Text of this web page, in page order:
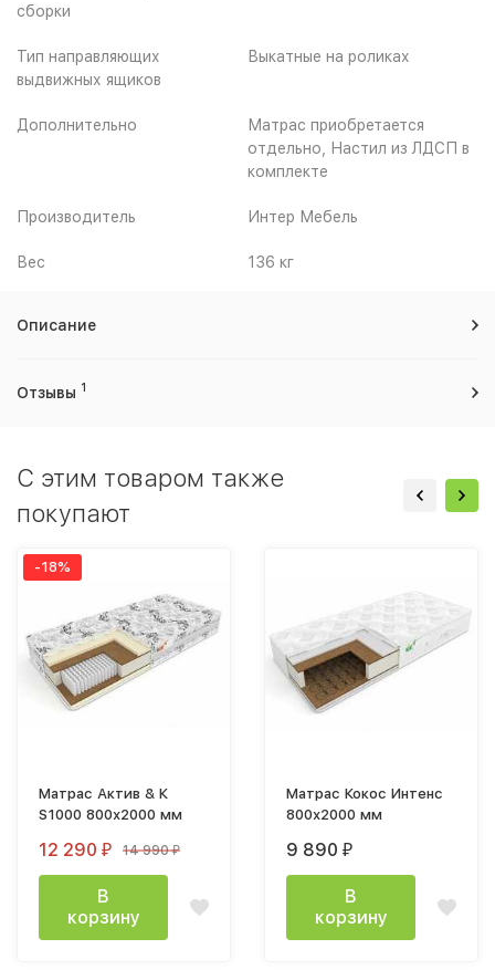
сборки
Тип направляющих
выдвижных ящиков
Выкатные на роликах
Дополнительно
Матрас приобретается
отдельно, Настил из ЛДСП в
комплекте
Производитель Интер Мебель
Вес 136 кг
Описание
Отзывы 1
C этим товаром также
покупают
-18%
Матрас Актив & К
S1000 800х2000 мм
12 290 ₽ 14 990₽
В
корзину
Матрас Кокос Интенс
800х2000 мм
9 890 ₽
В
корзину